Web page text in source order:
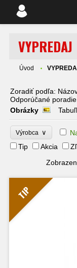
VYPREDAJ
Úvod
Zoradiť podľa:
Odporúčané poradie
Obrázky
Výrobca ∨
Tip
Akcia
TIP